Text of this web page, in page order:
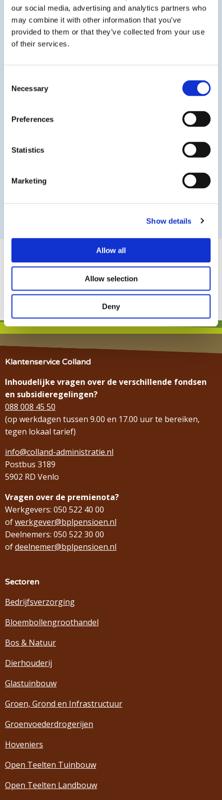
our social media, advertising and analytics partners who
may combine it with other information that you’ve
provided to them or that they’ve collected from your use
of their services.
Selection
Necessary
Preferences
Statistics
Marketing
Show details
Allow all
Allow selection
Deny
Reglement Seniorenregeling Open Teelten vanaf
01-07-2026
Flyer Seniorenregeling Open Teelten
onze hulppagina.
met de Klantenservice Colland via 088 008 45 50
(op werkdagen tussen 9.00 en 17.00 uur te
Previous slideNext slide
Klantenservice Colland
Inhoudelijke vragen over de verschillende fondsen
en subsidieregelingen?
088 008 45 50
(op werkdagen tussen 9.00 en 17.00 uur te bereiken,
tegen lokaal tarief)
info@colland-administratie.nl
Postbus 3189
5902 RD Venlo
Vragen over de premienota?
Werkgevers: 050 522 40 00
ofwerkgever@bplpensioen.nl
Deelnemers: 050 522 30 00
ofdeelnemer@bplpensioen.nl
Sectoren
Bedrijfsverzorging
Bloembollengroothandel
Bos & Natuur
Dierhouderij
Glastuinbouw
Groen, Grond en Infrastructuur
Groenvoederdrogerijen
Hoveniers
Open Teelten Tuinbouw
Open Teelten Landbouw